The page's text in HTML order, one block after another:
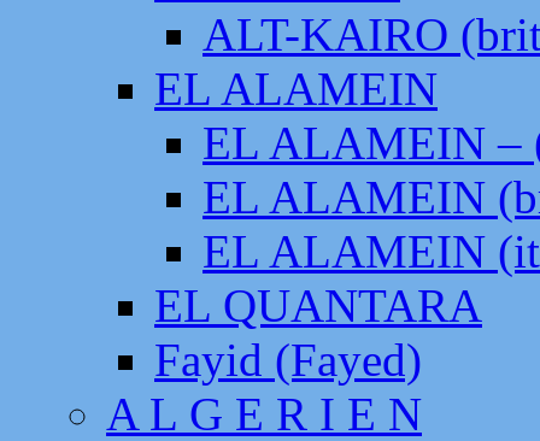
ALT-KAIRO
EL ALAMEIN
EL ALAMEIN –
EL ALAMEIN
EL ALAMEIN
EL QUANTARA
Fayid (Fayed)
A L G E R I E N